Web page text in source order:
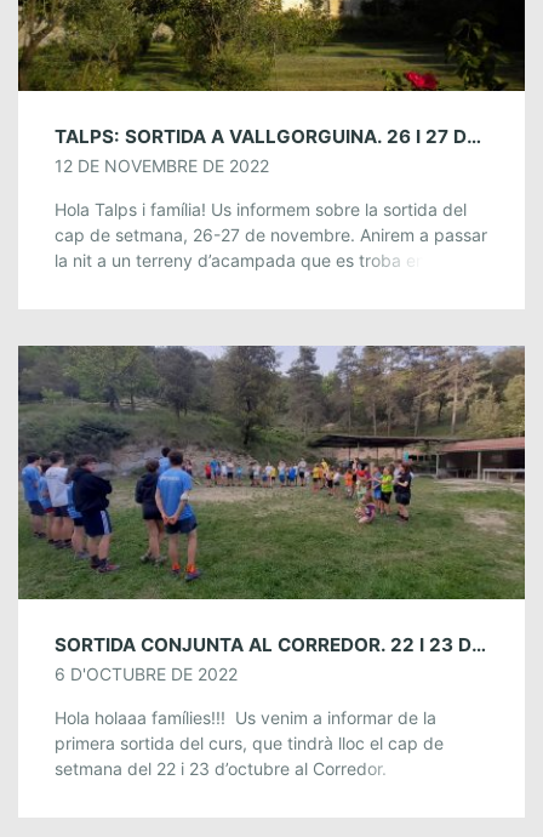
TALPS: SORTIDA A VALLGORGUINA. 26 I 27 DE NOVEMBRE
12 DE NOVEMBRE DE 2022
Hola Talps i família! Us informem sobre la sortida del
cap de setmana, 26-27 de novembre. Anirem a passar
la nit a un terreny d’acampada que es troba entre Sant
SORTIDA CONJUNTA AL CORREDOR. 22 I 23 D’OCTUBRE.
6 D'OCTUBRE DE 2022
Hola holaaa famílies!!! Us venim a informar de la
primera sortida del curs, que tindrà lloc el cap de
setmana del 22 i 23 d’octubre al Corredor.